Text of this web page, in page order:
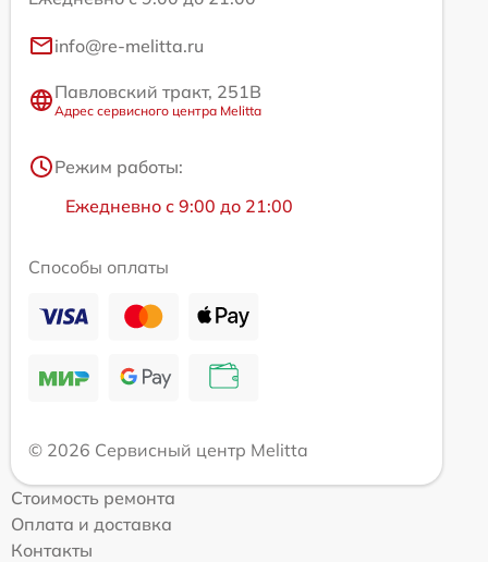
info@re-melitta.ru
Павловский тракт, 251В
Адрес сервисного центра Melitta
Режим работы:
Ежедневно с 9:00 до 21:00
Способы оплаты
© 2026 Сервисный центр Melitta
Стоимость ремонта
Оплата и доставка
Контакты